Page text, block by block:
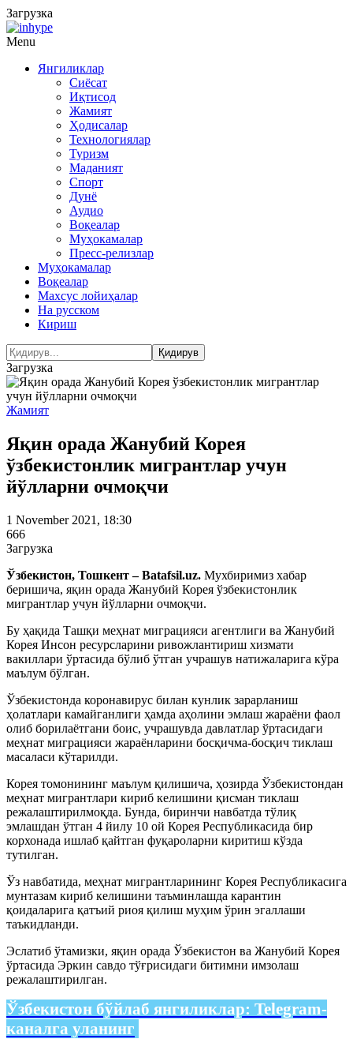
Загрузка
Menu
Янгиликлар
Сиёсат
Иқтисод
Жамият
Ҳодисалар
Технологиялар
Туризм
Маданият
Спорт
Дунё
Аудио
Воқеалар
Муҳокамалар
Пресс-релизлар
Муҳокамалар
Воқеалар
Махсус лойиҳалар
На русском
Кириш
Загрузка
Жамият
Яқин орада Жанубий Корея
ўзбекистонлик мигрантлар учун
йўлларни очмоқчи
1 November 2021, 18:30
666
Загрузка
Ўзбекистон, Тошкент – Batafsil.uz. Мухбиримиз хабар
беришича, яқин орада Жанубий Корея ўзбекистонлик
мигрантлар учун йўлларни очмоқчи.
Бу ҳақида Ташқи меҳнат миграцияси агентлиги ва Жанубий
Корея Инсон ресурсларини ривожлантириш хизмати
вакиллари ўртасида бўлиб ўтган учрашув натижаларига кўра
маълум бўлган.
Ўзбекистонда коронавирус билан кунлик зарарланиш
ҳолатлари камайганлиги ҳамда аҳолини эмлаш жараёни фаол
олиб борилаётгани боис, учрашувда давлатлар ўртасидаги
меҳнат миграцияси жараёнларини босқичма-босқич тиклаш
масаласи кўтарилди.
Корея томонининг маълум қилишича, ҳозирда Ўзбекистондан
меҳнат мигрантлари кириб келишини қисман тиклаш
режалаштирилмоқда. Бунда, биринчи навбатда тўлиқ
эмлашдан ўтган 4 йилу 10 ой Корея Республикасида бир
корхонада ишлаб қайтган фуқароларни киритиш кўзда
тутилган.
Ўз навбатида, меҳнат мигрантларининг Корея Республикасига
мунтазам кириб келишини таъминлашда карантин
қоидаларига қатъий риоя қилиш муҳим ўрин эгаллаши
таъкидланди.
Эслатиб ўтамизки, яқин орада Ўзбекистон ва Жанубий Корея
ўртасида Эркин савдо тўғрисидаги битимни имзолаш
режалаштирилган.
Ўзбекистон бўйлаб янгиликлар: Telegram-
каналга уланинг